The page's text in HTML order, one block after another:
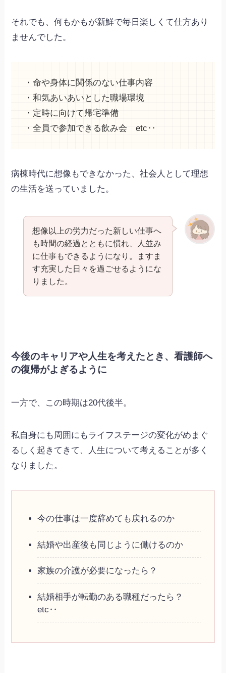
それでも、何もかもが新鮮で毎日楽しくて仕方あり
ませんでした。
・命や身体に関係のない仕事内容
・和気あいあいとした職場環境
・定時に向けて帰宅準備
・全員で参加できる飲み会 etc‥
病棟時代に想像もできなかった、社会人として理想
の生活を送っていました。
想像以上の労力だった新しい仕事へ
も時間の経過とともに慣れ、人並み
に仕事もできるようになり。ますま
す充実した日々を過ごせるようにな
りました。
今後のキャリアや人生を考えたとき、看護師へ
の復帰がよぎるように
一方で、この時期は20代後半。
私自身にも周囲にもライフステージの変化がめまぐ
るしく起きてきて、人生について考えることが多く
なりました。
今の仕事は一度辞めても戻れるのか
結婚や出産後も同じように働けるのか
家族の介護が必要になったら？
結婚相手が転勤のある職種だったら？
etc‥